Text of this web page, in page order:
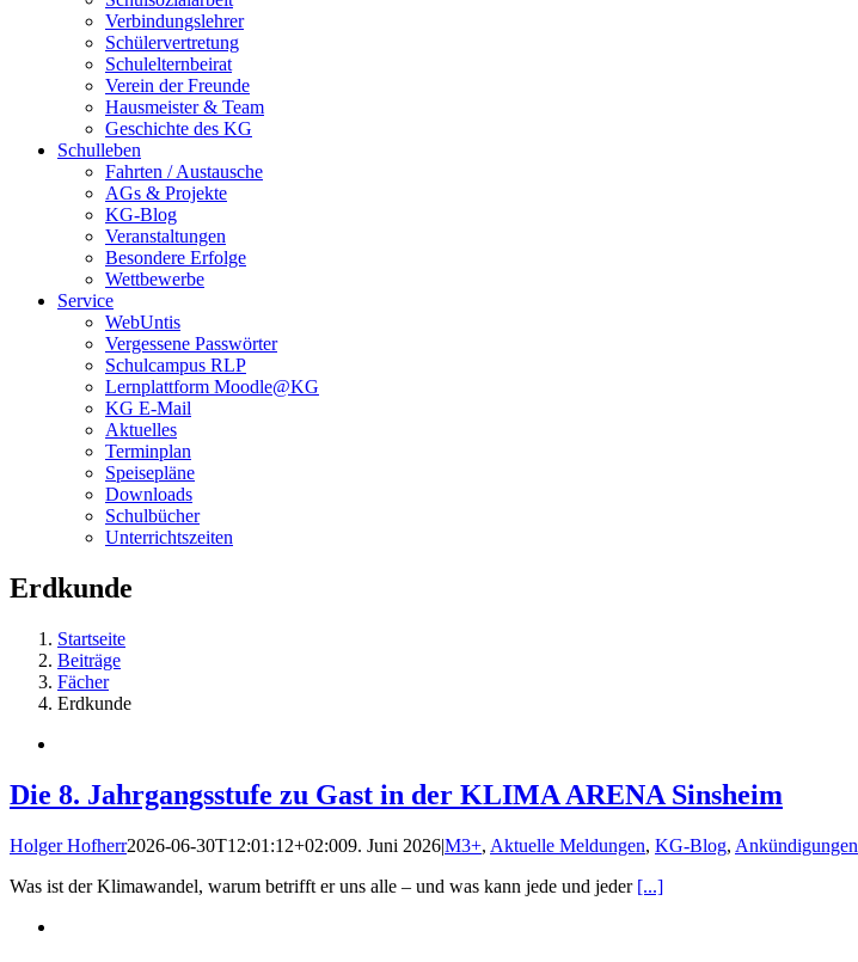
Verbindungslehrer
Schülervertretung
Schulelternbeirat
Verein der Freunde
Hausmeister & Team
Geschichte des KG
Schulleben
Fahrten / Austausche
AGs & Projekte
KG-Blog
Veranstaltungen
Besondere Erfolge
Wettbewerbe
Service
WebUntis
Vergessene Passwörter
Schulcampus RLP
Lernplattform Moodle@KG
KG E-Mail
Aktuelles
Terminplan
Speisepläne
Downloads
Schulbücher
Unterrichtszeiten
Erdkunde
Startseite
Beiträge
Fächer
Erdkunde
Die 8. Jahrgangsstufe zu Gast in der KLIMA ARENA Sinsheim
Holger Hofherr2026-06-30T12:01:12+02:009. Juni 2026|M3+, Aktuelle Meldungen, KG-Blog, Ankündigungen
Was ist der Klimawandel, warum betrifft er uns alle – und was kann jede und jeder [...]